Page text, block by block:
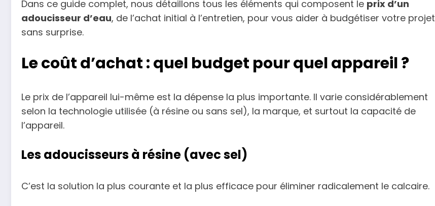
Dans ce guide complet, nous détaillons tous les éléments qui composent le prix d’un
adoucisseur d’eau, de l’achat initial à l’entretien, pour vous aider à budgétiser votre projet
sans surprise.
Le coût d’achat : quel budget pour quel appareil ?
Le prix de l’appareil lui-même est la dépense la plus importante. Il varie considérablement
selon la technologie utilisée (à résine ou sans sel), la marque, et surtout la capacité de
l’appareil.
Les adoucisseurs à résine (avec sel)
C’est la solution la plus courante et la plus efficace pour éliminer radicalement le calcaire.